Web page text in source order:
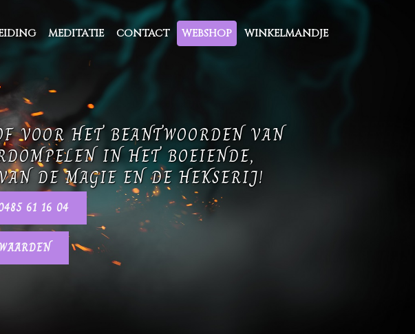
MEDITATIE CONTACT WEBSHOP WINKELMANDJE
VOOR HET BEANTWOORDEN VAN
IN HET BOEIENDE,
DE MAGIE EN DE HEKSERIJ!
61 16 04